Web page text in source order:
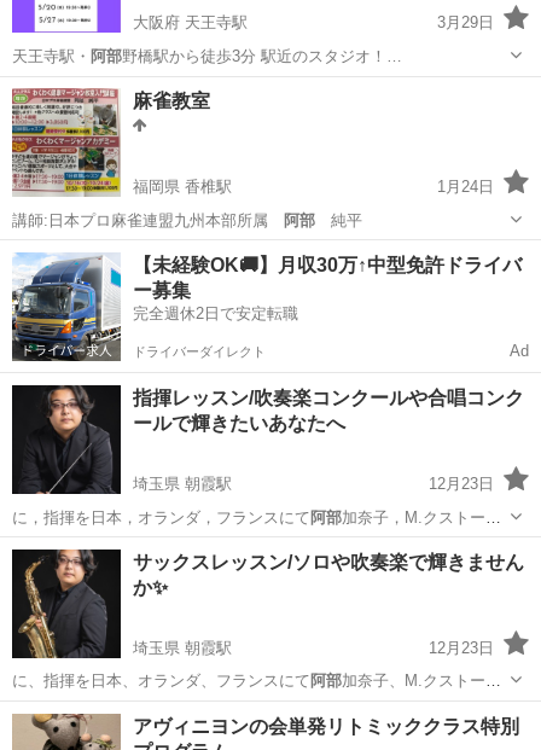
大阪府 天王寺駅
3月29日
天王寺駅・ 阿部野橋駅から徒歩3分 駅近のスタジオ！…
大阪 大阪市 天王寺駅
麻雀教室
福岡県 香椎駅
1月24日
講師:日本プロ麻雀連盟九州本部所属 阿部純平
福岡 福岡市 香椎駅 その他 文化
【未経験OK🚚】月収30万↑中型免許ドライバ
ー募集
完全週休2日で安定転職
ドライバーダイレクト Ad
指揮レッスン/吹奏楽コンクールや合唱コンク
ールで輝きたいあなたへ
埼玉県 朝霞駅
12月23日
に，指揮を日本，オランダ，フランスにて阿部加奈子，M.クストー，
村上寿昭，篠﨑靖…
埼玉 朝霞市 朝霞駅 指揮者
サックスレッスン/ソロや吹奏楽で輝きません
か✨
埼玉県 朝霞駅
12月23日
に、指揮を日本、オランダ、フランスにて 阿部加奈子、M.クストー、
村上寿昭、篠﨑靖…
埼玉 朝霞市 朝霞駅 サックス レッスン
アヴィニヨンの会単発リトミッククラス特別